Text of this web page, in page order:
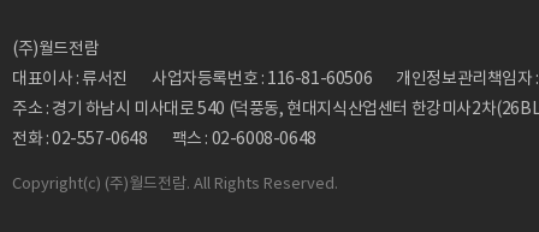
(주)월드전람
대표이사 : 류서진
사업자등록번호 : 116-81-60506
개인정보관리책임
주소 : 경기 하남시 미사대로 540 (덕풍동, 현대지식산업센터 한강미사2차
전화 : 02-557-0648
팩스 : 02-6008-0648
Copyright(c) (주)월드전람. All Rights Reserved.